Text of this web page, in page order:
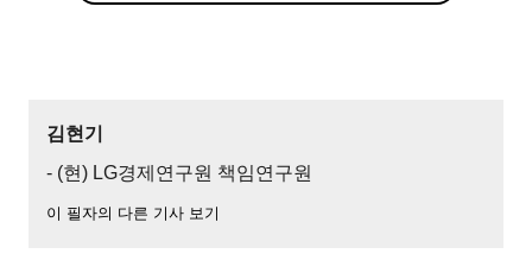
김현기
- (현) LG경제연구원 책임연구원
이 필자의 다른 기사 보기